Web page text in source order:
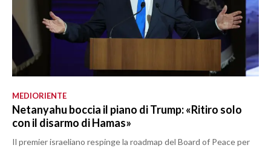
MEDIORIENTE
Netanyahu boccia il piano di Trump: «Ritiro solo
con il disarmo di Hamas»
Il premier israeliano respinge la roadmap del Board of Peace per